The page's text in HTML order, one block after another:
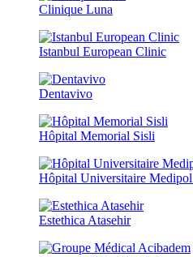
Clinique Luna
Istanbul European Clinic
Dentavivo
Hôpital Memorial Sisli
Hôpital Universitaire
Estethica Atasehir